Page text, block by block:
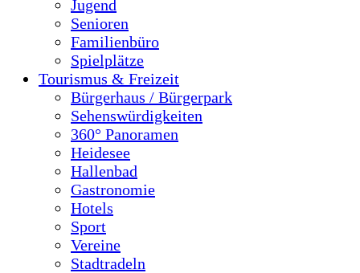
Jugend
Senioren
Familienbüro
Spielplätze
Tourismus & Freizeit
Bürgerhaus / Bürgerpark
Sehenswürdigkeiten
360° Panoramen
Heidesee
Hallenbad
Gastronomie
Hotels
Sport
Vereine
Stadtradeln